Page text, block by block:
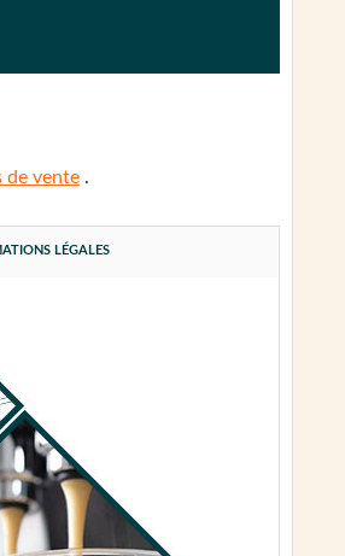
de vente .
LÉGALES